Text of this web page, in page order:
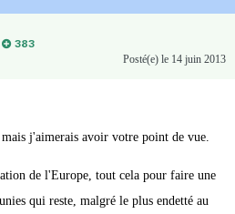
383
Posté(e) le 14 juin 2013
j'aimerais avoir votre point de vue.
de l'Europe, tout cela pour faire une
qui reste, malgré le plus endetté au